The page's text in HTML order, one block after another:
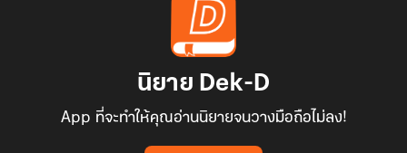
นิยาย Dek-D
App ที่จะทำให้คุณอ่านนิยายจนวางมือถือไม่ลง!